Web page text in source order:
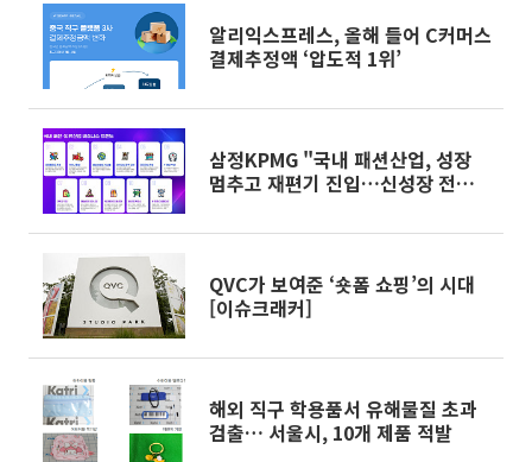
알리익스프레스, 올해 들어 C커머스
결제추정액 ‘압도적 1위’
삼정KPMG "국내 패션산업, 성장
멈추고 재편기 진입…신성장 전략
QVC가 보여준 ‘숏폼 쇼핑’의 시대
[이슈크래커]
해외 직구 학용품서 유해물질 초과
검출… 서울시, 10개 제품 적발